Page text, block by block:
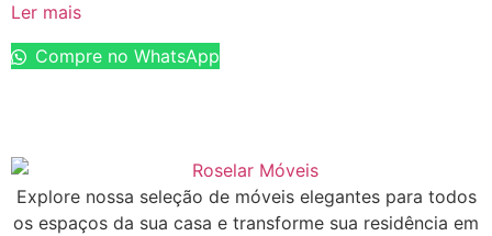
Ler mais
Compre no WhatsApp
Explore nossa seleção de móveis elegantes para todos
os espaços da sua casa e transforme sua residência em